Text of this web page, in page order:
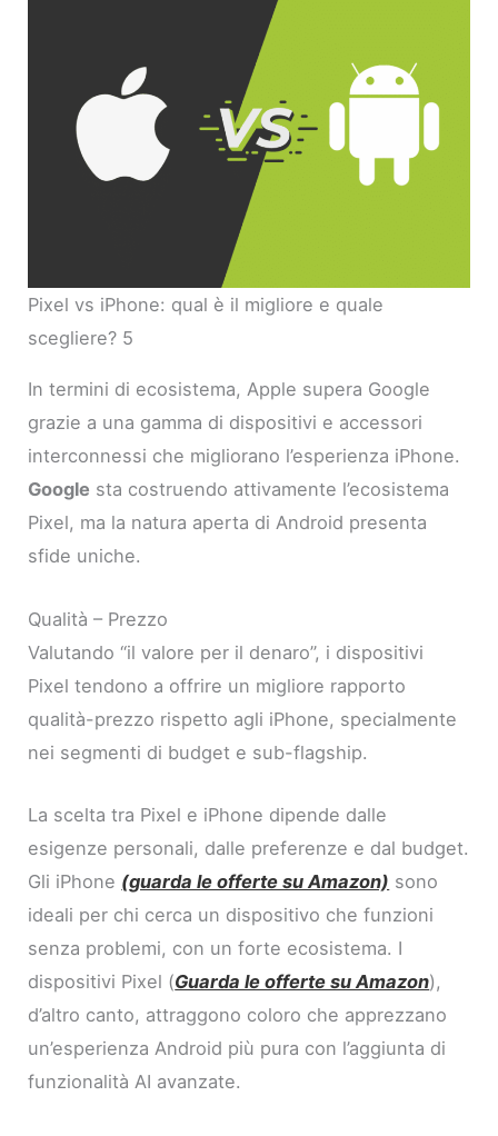
Pixel vs iPhone: qual è il migliore e quale
scegliere? 5
In termini di ecosistema, Apple supera Google
grazie a una gamma di dispositivi e accessori
interconnessi che migliorano l’esperienza iPhone.
Google sta costruendo attivamente l’ecosistema
Pixel, ma la natura aperta di Android presenta
sfide uniche.
Qualità – Prezzo
Valutando “il valore per il denaro”, i dispositivi
Pixel tendono a offrire un migliore rapporto
qualità-prezzo rispetto agli iPhone, specialmente
nei segmenti di budget e sub-flagship.
La scelta tra Pixel e iPhone dipende dalle
esigenze personali, dalle preferenze e dal budget.
Gli iPhone (guarda le offerte su Amazon) sono
ideali per chi cerca un dispositivo che funzioni
senza problemi, con un forte ecosistema. I
dispositivi Pixel (Guarda le offerte su Amazon),
d’altro canto, attraggono coloro che apprezzano
un’esperienza Android più pura con l’aggiunta di
funzionalità AI avanzate.